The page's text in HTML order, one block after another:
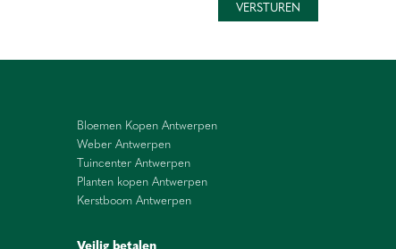
Veilig betalen
Bloemen Kopen Antwerpen
Weber Antwerpen
Tuincenter Antwerpen
Planten kopen Antwerpen
Kerstboom Antwerpen